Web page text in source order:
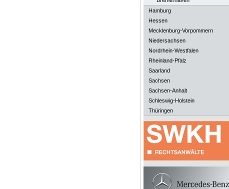
Hamburg
Hessen
Mecklenburg-Vorpommern
Niedersachsen
Nordrhein-Westfalen
Rheinland-Pfalz
Saarland
Sachsen
Sachsen-Anhalt
Schleswig-Holstein
Thüringen